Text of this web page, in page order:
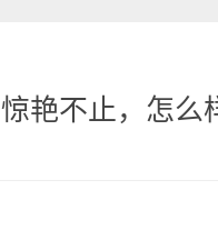
艳不止，怎么